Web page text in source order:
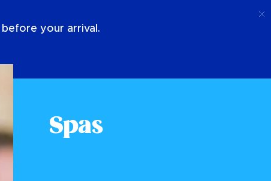
your arrival.
Spas